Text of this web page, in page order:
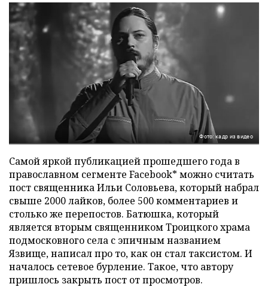
Фото: кадр из видео
Самой яркой публикацией прошедшего года в
православном сегменте Facebook* можно считать
пост священника Ильи Соловьева, который набрал
свыше 2000 лайков, более 500 комментариев и
столько же перепостов. Батюшка, который
является вторым священником Троицкого храма
подмосковного села с эпичным названием
Язвище, написал про то, как он стал таксистом. И
началось сетевое бурление. Такое, что автору
пришлось закрыть пост от просмотров.